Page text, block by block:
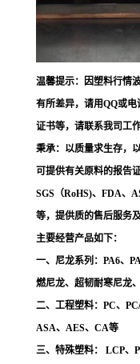
温馨提示：因塑料行情
有所差异，请用QQ或
证书等，请联系我司工
秉承：以质量求生存，
可提供有关原料的报告
SGS（RoHS)、FDA、
等，提供质的售后服务
主要经营产品如下：
一、尼龙系列：PA6、
燃尼龙、超韧耐寒尼龙
二、工程塑料：PC、
ASA、AES、CA等
三、特殊塑料： LCP、